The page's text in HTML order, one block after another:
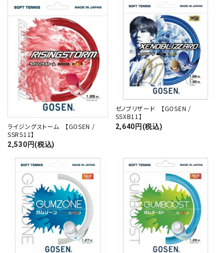
ライジングストーム 【GOSEN /
SSRS11】
2,530円(税込)
ゼノブリザード 【GOSEN /
SSXB11】
2,640円(税込)